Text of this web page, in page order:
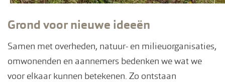
Grond voor nieuwe ideeën
Samen met overheden, natuur- en milieuorganisaties,
omwonenden en aannemers bedenken we wat we
voor elkaar kunnen betekenen. Zo ontstaan